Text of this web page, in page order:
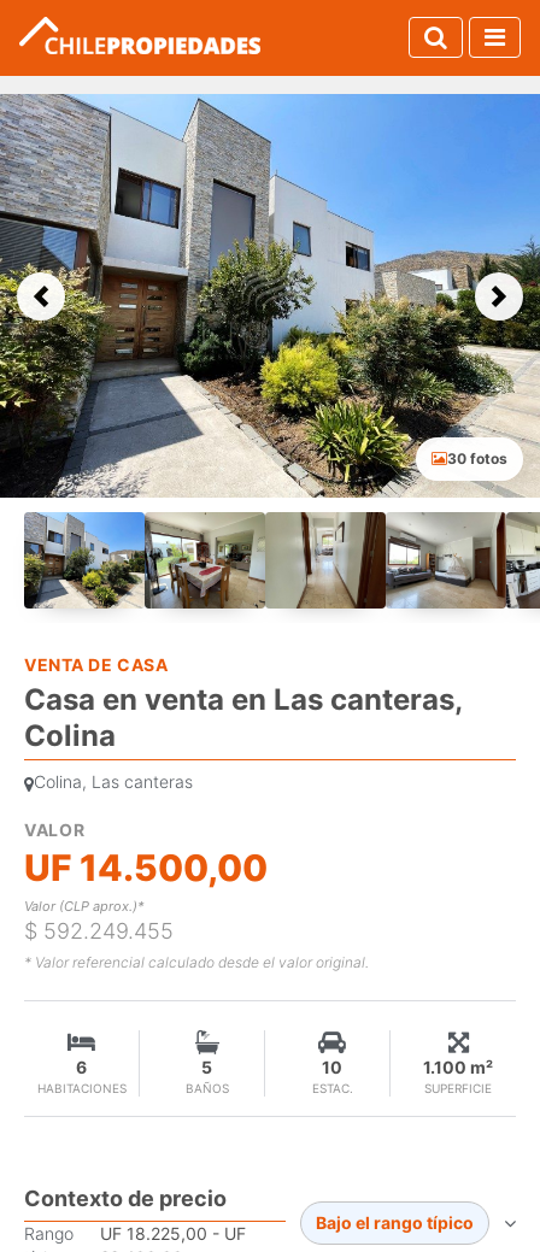
Previous Next
30 fotos
VENTA DE CASA
Casa en venta en Las canteras,
Colina
Colina, Las canteras
VALOR
UF 14.500,00
Valor (CLP aprox.)*
$ 592.249.455
* Valor referencial calculado desde el valor original.
HABITACIONES
6
BAÑOS
5
ESTAC.
10
SUPERFICIE
1.100 m²
Contexto de precio
Rango
UF 18.225,00 - UF
Bajo el rango típico